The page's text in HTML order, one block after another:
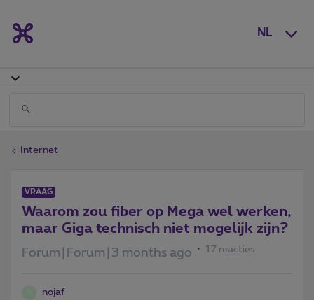
NL
Internet
VRAAG
Waarom zou fiber op Mega wel werken,
maar Giga technisch niet mogelijk zijn?
Forum|Forum|3 months ago 17 reacties
nojaf